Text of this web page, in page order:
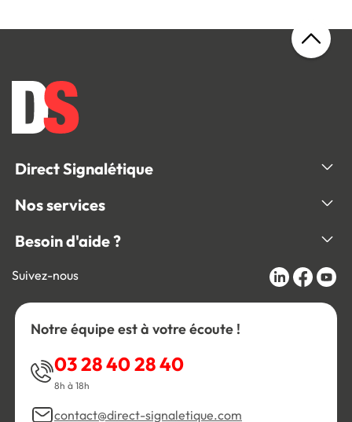
Direct Signalétique
Nos services
Besoin d'aide ?
Suivez-nous
Notre équipe est à votre écoute !
03 28 40 28 40
8h à 18h
contact@direct-signaletique.com